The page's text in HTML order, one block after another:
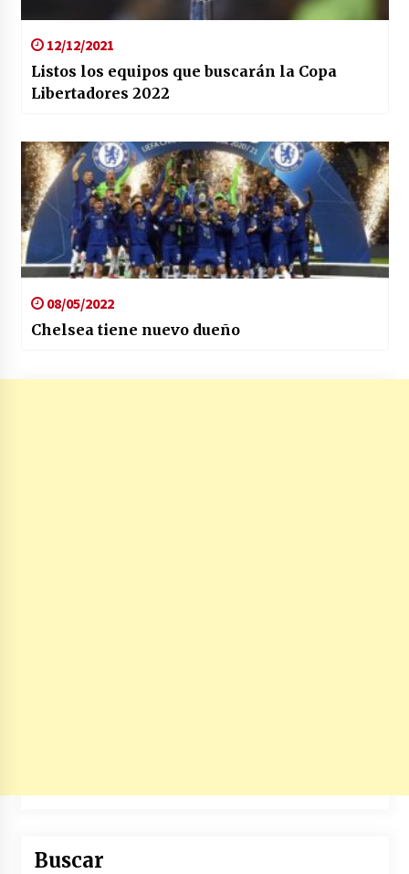
12/12/2021
Listos los equipos que buscarán la Copa
Libertadores 2022
08/05/2022
Chelsea tiene nuevo dueño
Buscar